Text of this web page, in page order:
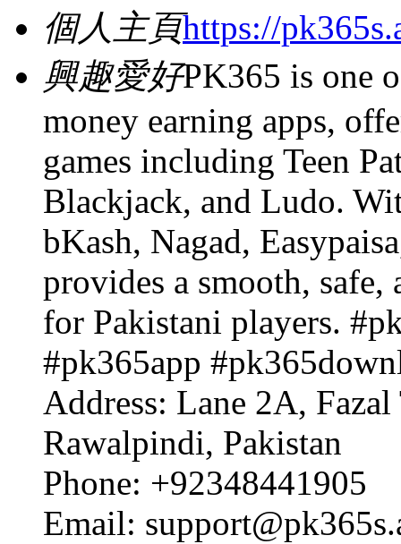
個人主頁https://
興趣愛好PK365 is one
money earning apps,
games including Teen
Blackjack, and Ludo.
bKash, Nagad,
provides a smooth,
for Pakistani players.
#pk365app
Address: Lane 2A, Fazal
Rawalpindi, Pakistan
Phone: +92348441905
Email: